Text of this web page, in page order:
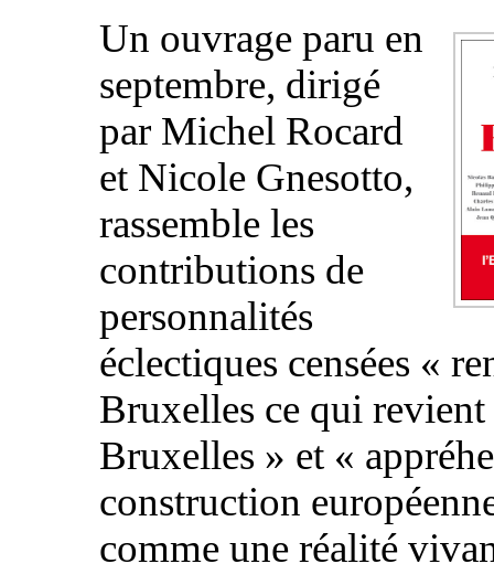
Un ouvrage paru en
septembre, dirigé
par Michel Rocard
et Nicole Gnesotto,
rassemble les
contributions de
personnalités
éclectiques censées «
Bruxelles ce qui revient
Bruxelles » et «
construction
comme une réalité